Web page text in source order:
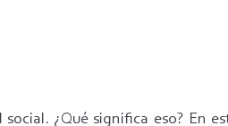
social. ¿Qué significa eso? En